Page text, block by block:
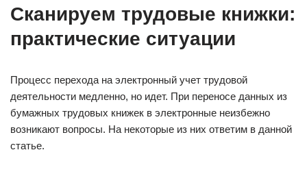
Сканируем трудовые книжки:
практические ситуации
Процесс перехода на электронный учет трудовой
деятельности медленно, но идет. При переносе данных из
бумажных трудовых книжек в электронные неизбежно
возникают вопросы. На некоторые из них ответим в данной
статье.